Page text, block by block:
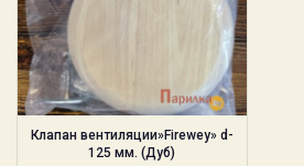
Клапан вентиляции»Firewey» d-
125 мм. (Дуб)